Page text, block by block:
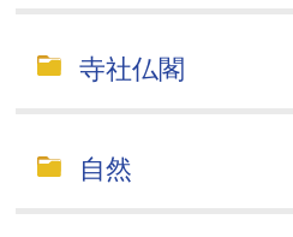
寺社仏閣
自然